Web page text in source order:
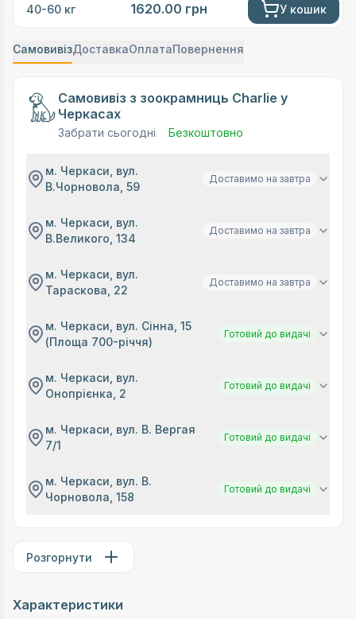
40-60 кг 1620.00 грн У кошик
СамовивізДоставкаОплатаПовернення
Самовивіз з зоокрамниць Charlie у
Черкасах
Забрати сьогодні Безкоштовно
м. Черкаси, вул.
В.Чорновола, 59
Доставимо на завтра
м. Черкаси, вул.
В.Великого, 134
Доставимо на завтра
м. Черкаси, вул.
Тараскова, 22
Доставимо на завтра
м. Черкаси, вул. Сінна, 15
(Площа 700-річчя)
Готовий до видачі
м. Черкаси, вул.
Онопрієнка, 2
Готовий до видачі
м. Черкаси, вул. В. Вергая
7/1
Готовий до видачі
м. Черкаси, вул. В.
Чорновола, 158
Готовий до видачі
Розгорнути
Характеристики